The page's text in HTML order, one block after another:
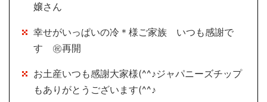
嬢さん
幸せがいっぱいの冷＊様ご家族 いつも感謝で
す ㊗再開
お土産いつも感謝大家様(^^♪ジャパニーズチップ
もありがとうございます(^^♪